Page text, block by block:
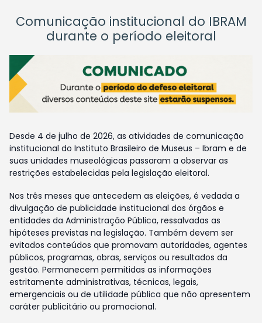
Comunicação institucional do IBRAM
durante o período eleitoral
Desde 4 de julho de 2026, as atividades de comunicação
institucional do Instituto Brasileiro de Museus – Ibram e de
suas unidades museológicas passaram a observar as
restrições estabelecidas pela legislação eleitoral.
Nos três meses que antecedem as eleições, é vedada a
divulgação de publicidade institucional dos órgãos e
entidades da Administração Pública, ressalvadas as
hipóteses previstas na legislação. Também devem ser
evitados conteúdos que promovam autoridades, agentes
públicos, programas, obras, serviços ou resultados da
gestão. Permanecem permitidas as informações
estritamente administrativas, técnicas, legais,
emergenciais ou de utilidade pública que não apresentem
caráter publicitário ou promocional.